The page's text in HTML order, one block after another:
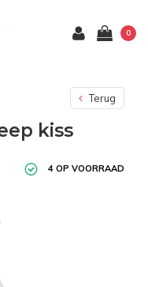
0
Terug
kiss
4 OP VOORRAAD